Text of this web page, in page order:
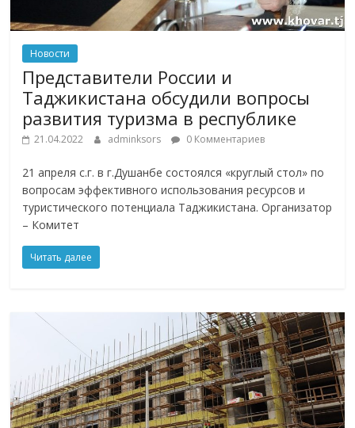
Новости
Представители России и
Таджикистана обсудили вопросы
развития туризма в республике
21.04.2022 adminksors 0 Комментариев
21 апреля с.г. в г.Душанбе состоялся «круглый стол» по
вопросам эффективного использования ресурсов и
туристического потенциала Таджикистана. Организатор
– Комитет
Читать далее